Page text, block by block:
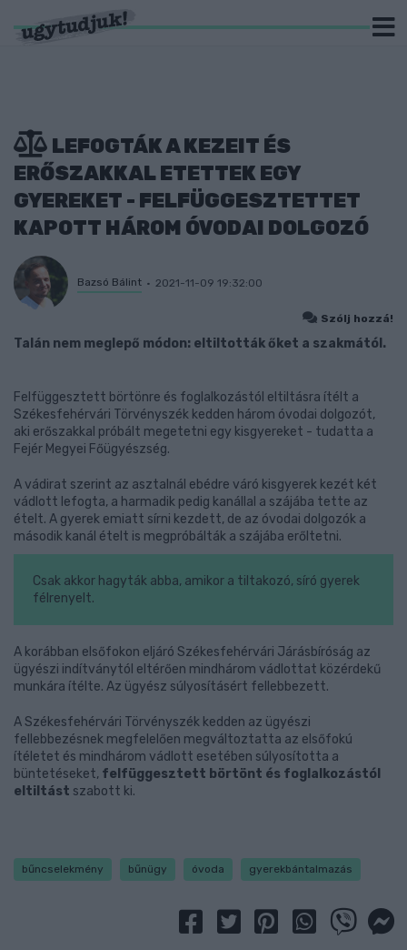
LEFOGTÁK A KEZEIT ÉS
ERŐSZAKKAL ETETTEK EGY
GYEREKET - FELFÜGGESZTETTET
KAPOTT HÁROM ÓVODAI DOLGOZÓ
Bazsó Bálint 2021-11-09 19:32:00
Szólj hozzá!
Talán nem meglepő módon: eltiltották őket a szakmától.
Felfüggesztett börtönre és foglalkozástól eltiltásra ítélt a
Székesfehérvári Törvényszék kedden három óvodai dolgozót,
aki erőszakkal próbált megetetni egy kisgyereket - tudatta a
Fejér Megyei Főügyészség.
A vádirat szerint az asztalnál ebédre váró kisgyerek kezét két
vádlott lefogta, a harmadik pedig kanállal a szájába tette az
ételt. A gyerek emiatt sírni kezdett, de az óvodai dolgozók a
második kanál ételt is megpróbálták a szájába erőltetni.
Csak akkor hagyták abba, amikor a tiltakozó, síró gyerek
félrenyelt.
A korábban elsőfokon eljáró Székesfehérvári Járásbíróság az
ügyészi indítványtól eltérően mindhárom vádlottat közérdekű
munkára ítélte. Az ügyész súlyosításért fellebbezett.
A Székesfehérvári Törvényszék kedden az ügyészi
fellebbezésnek megfelelően megváltoztatta az elsőfokú
ítéletet és mindhárom vádlott esetében súlyosította a
büntetéseket, felfüggesztett börtönt és foglalkozástól
eltiltást szabott ki.
bűncselekmény bűnügy óvoda gyerekbántalmazás